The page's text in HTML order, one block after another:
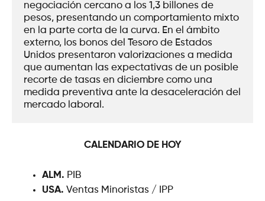
negociación cercano a los 1,3 billones de
pesos, presentando un comportamiento mixto
en la parte corta de la curva. En el ámbito
externo, los bonos del Tesoro de Estados
Unidos presentaron valorizaciones a medida
que aumentan las expectativas de un posible
recorte de tasas en diciembre como una
medida preventiva ante la desaceleración del
mercado laboral.
CALENDARIO DE HOY
ALM. PIB
USA. Ventas Minoristas / IPP